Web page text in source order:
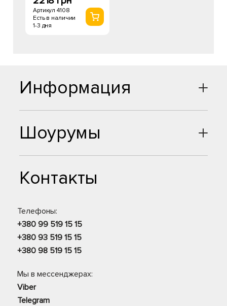
Артикул 4108
Есть в наличии
1-3 дня
Шоурумы
Контакты
Телефоны:
+380 99 519 15 15
+380 93 519 15 15
+380 98 519 15 15
Мы в мессенджерах:
Viber
Telegram
Информация